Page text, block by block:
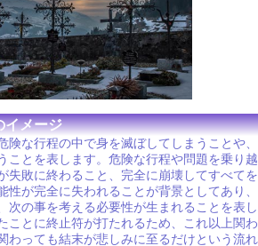
イメージ
険な行程の中で身を滅ぼしてしまうことや、
ことを表します。危険な行程や問題を乗り越
失敗に終わること、完全に崩壊してすべてを
性が完全に失われることが背景としてあり、
次の事を考える必要性が生まれることを表し
ことに終止符が打たれるため、これ以上関わ
わっても結末が悲しみに至るだけという流れ